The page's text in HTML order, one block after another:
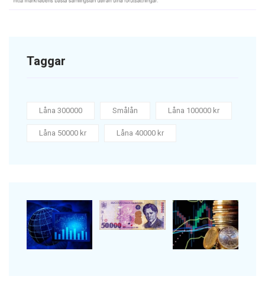
Taggar
Låna 300000 Smålån Låna 100000 kr
Låna 50000 kr Låna 40000 kr